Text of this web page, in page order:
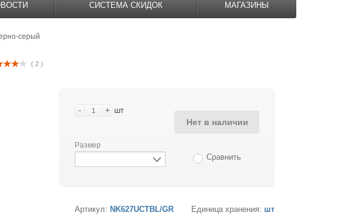
СИСТЕМА СКИДОК МАГАЗИНЫ
серый
( 2 )
- + шт
Нет в наличии
Размер
Сравнить
Артикул: NK627UCTBL/GR Единица хранения: шт